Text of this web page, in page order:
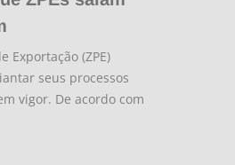
Exportação (ZPE)
seus processos
vigor. De acordo com